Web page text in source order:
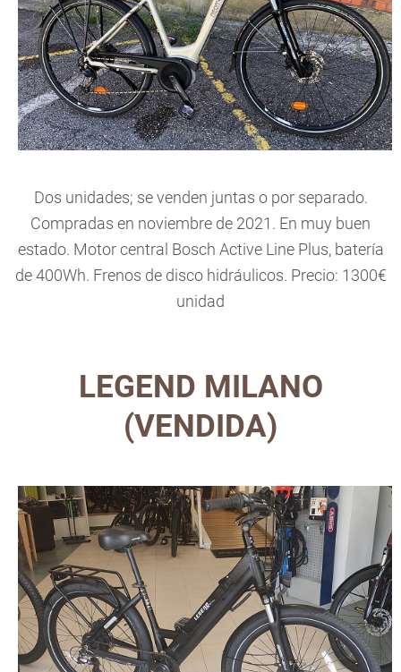
Dos unidades; se venden juntas o por separado.
Compradas en noviembre de 2021. En muy buen
estado. Motor central Bosch Active Line Plus, batería
de 400Wh. Frenos de disco hidráulicos. Precio: 1300€
unidad
LEGEND MILANO
(VENDIDA)